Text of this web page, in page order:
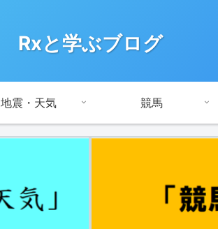
Rxと学ぶブログ
地震・天気 競馬